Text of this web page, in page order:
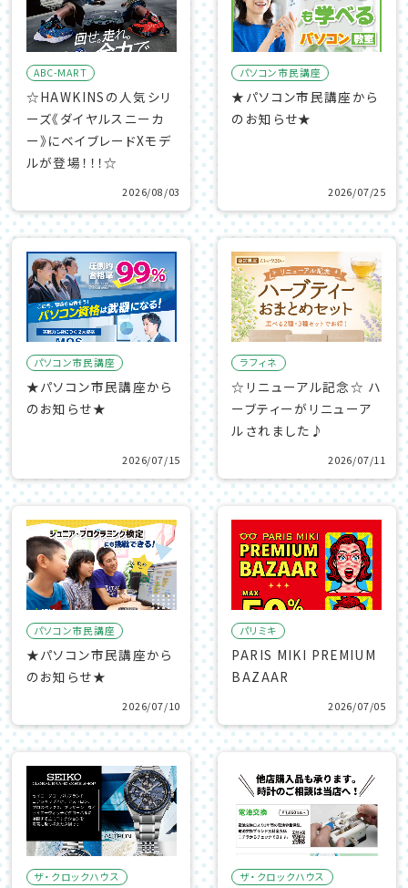
ABC-MART
☆HAWKINSの人気シリ
ーズ《ダイヤルスニーカ
ー》にベイブレードXモデ
ルが登場！！！☆
2026/08/03
パソコン市民講座
★パソコン市民講座から
のお知らせ★
2026/07/25
パソコン市民講座
★パソコン市民講座から
のお知らせ★
2026/07/15
ラフィネ
☆リニューアル記念☆ ハ
ーブティーがリニューア
ルされました♪
2026/07/11
パソコン市民講座
★パソコン市民講座から
のお知らせ★
2026/07/10
パリミキ
PARIS MIKI PREMIUM
BAZAAR
2026/07/05
ザ・クロックハウス ザ・クロックハウス